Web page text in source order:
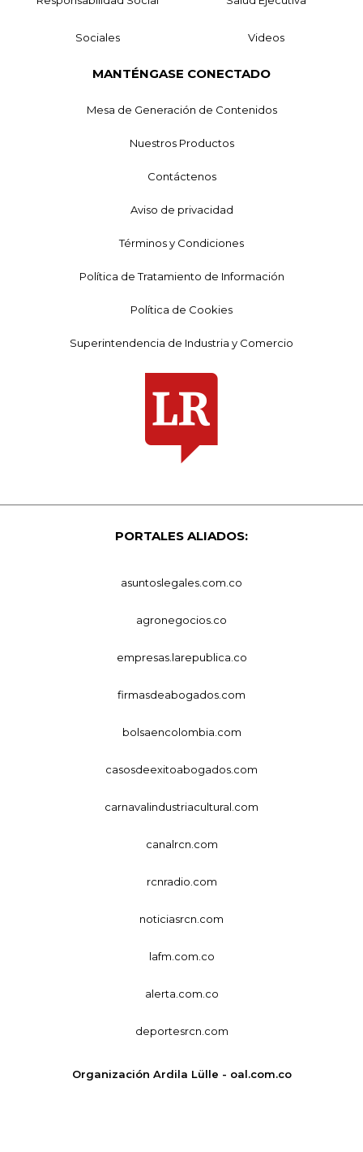
Sociales Videos
MANTÉNGASE CONECTADO
Mesa de Generación de Contenidos
Nuestros Productos
Contáctenos
Aviso de privacidad
Términos y Condiciones
Política de Tratamiento de Información
Política de Cookies
Superintendencia de Industria y Comercio
PORTALES ALIADOS:
asuntoslegales.com.co
agronegocios.co
empresas.larepublica.co
firmasdeabogados.com
bolsaencolombia.com
casosdeexitoabogados.com
carnavalindustriacultural.com
canalrcn.com
rcnradio.com
noticiasrcn.com
lafm.com.co
alerta.com.co
deportesrcn.com
Organización Ardila Lülle - oal.com.co